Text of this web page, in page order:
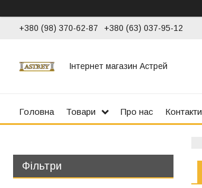
+380 (98) 370-62-87 +380 (63) 037-95-12
Інтернет магазин Астрей
Головна Товари Про нас Контакти
Фільтри